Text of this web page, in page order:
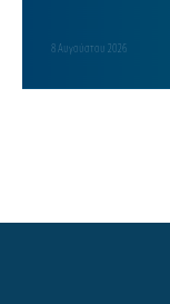
8 Αυγούστου 2026